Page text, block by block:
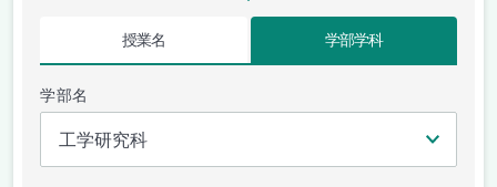
授業名 学部学科
学部名